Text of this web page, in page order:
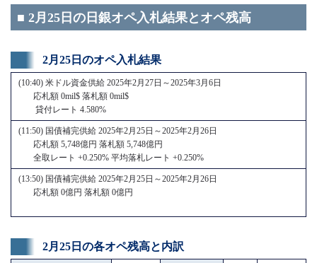
■ 2月25日の日銀オペ入札結果とオペ残高
2月25日のオペ入札結果
(10:40) 米ドル資金供給 2025年2月27日～2025年3月6日
応札額 0mil$ 落札額 0mil$
貸付レート 4.580%
(11:50) 国債補完供給 2025年2月25日～2025年2月26日
応札額 5,748億円 落札額 5,748億円
全取レート +0.250% 平均落札レート +0.250%
(13:50) 国債補完供給 2025年2月25日～2025年2月26日
応札額 0億円 落札額 0億円
2月25日の各オペ残高と内訳